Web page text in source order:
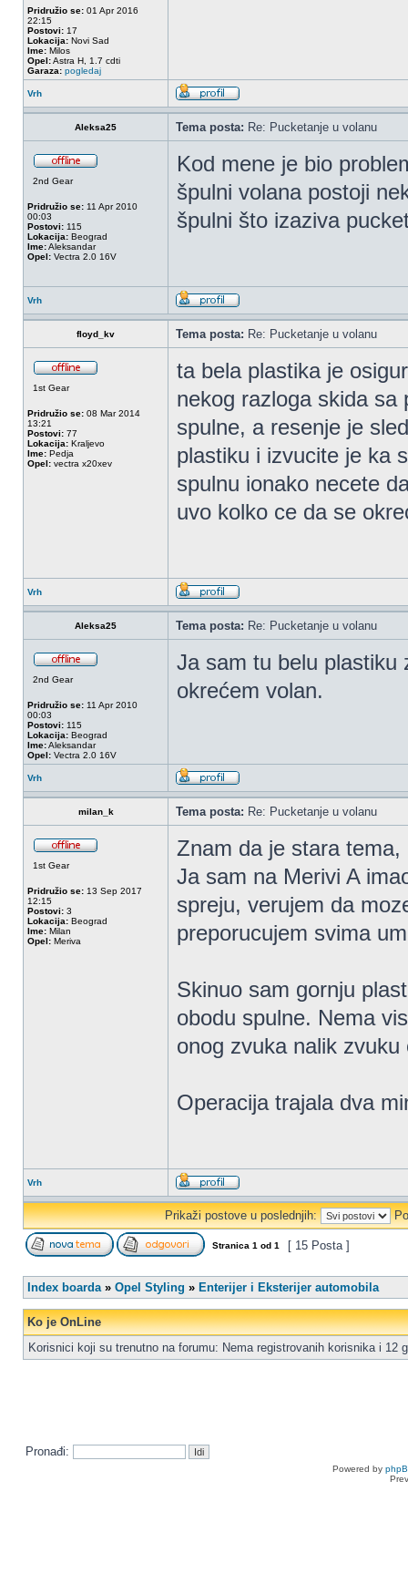
Pridružio se: 01 Apr 2016
22:15
Postovi: 17
Lokacija: Novi Sad
Ime: Milos
Opel:Astra H, 1.7 cdti
Garaza: pogledaj
Vrh
Aleksa25 Tema posta: Re: Pucketanje u volanu
2nd Gear
Pridružio se: 11 Apr 2010
00:03
Postovi: 115
Lokacija: Beograd
Ime:Aleksandar
Opel: Vectra 2.0 16V
Kod mene je bio
špulni volana postoji
špulni što izaziva
Vrh
floyd_kv Tema posta: Re: Pucketanje u volanu
1st Gear
Pridružio se: 08 Mar 2014
13:21
Postovi: 77
Lokacija: Kraljevo
Ime: Pedja
Opel: vectra x20xev
ta bela plastika je
nekog razloga skida
spulne, a resenje je
plastiku i izvucite je ka
spulnu ionako necete
uvo kolko ce da se
Vrh
Aleksa25 Tema posta: Re: Pucketanje u volanu
2nd Gear
Pridružio se: 11 Apr 2010
00:03
Postovi: 115
Lokacija: Beograd
Ime:Aleksandar
Opel: Vectra 2.0 16V
Ja sam tu belu plastiku
okrećem volan.
Vrh
milan_k Tema posta: Re: Pucketanje u volanu
1st Gear
Pridružio se: 13 Sep 2017
12:15
Postovi: 3
Lokacija: Beograd
Ime: Milan
Opel: Meriva
Znam da je stara
Ja sam na Merivi A
spreju, verujem da
preporucujem svima
Skinuo sam gornju
obodu spulne. Nema
onog zvuka nalik
Operacija trajala dva
Vrh
Prikaži postove u poslednjih:
Stranica 1 od 1 [ 15 Posta ]
Index boarda» Opel Styling » Enterijer i Eksterijer automobila
Ko je OnLine
Korisnici koji su trenutno na forumu: Nema registrovanih korisnika i 12
Pronađi:
Powered by